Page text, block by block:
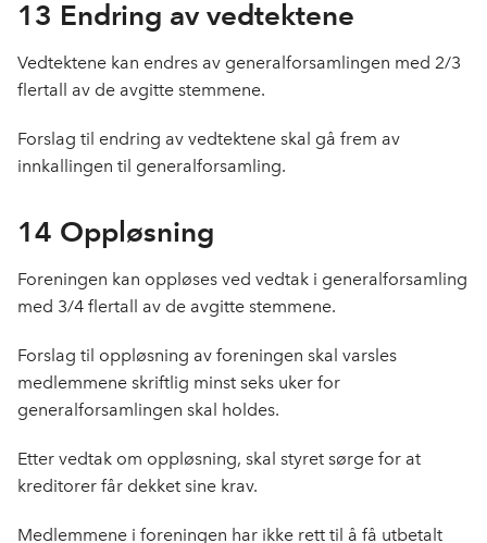
13 Endring av vedtektene
Vedtektene kan endres av generalforsamlingen med 2/3
flertall av de avgitte stemmene.
Forslag til endring av vedtektene skal gå frem av
innkallingen til generalforsamling.
14 Oppløsning
Foreningen kan oppløses ved vedtak i generalforsamling
med 3/4 flertall av de avgitte stemmene.
Forslag til oppløsning av foreningen skal varsles
medlemmene skriftlig minst seks uker for
generalforsamlingen skal holdes.
Etter vedtak om oppløsning, skal styret sørge for at
kreditorer får dekket sine krav.
Medlemmene i foreningen har ikke rett til å få utbetalt